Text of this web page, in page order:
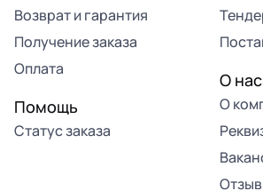
Возврат и гарантия
Получение заказа
Оплата
Помощь
Статус заказа
О нас
О